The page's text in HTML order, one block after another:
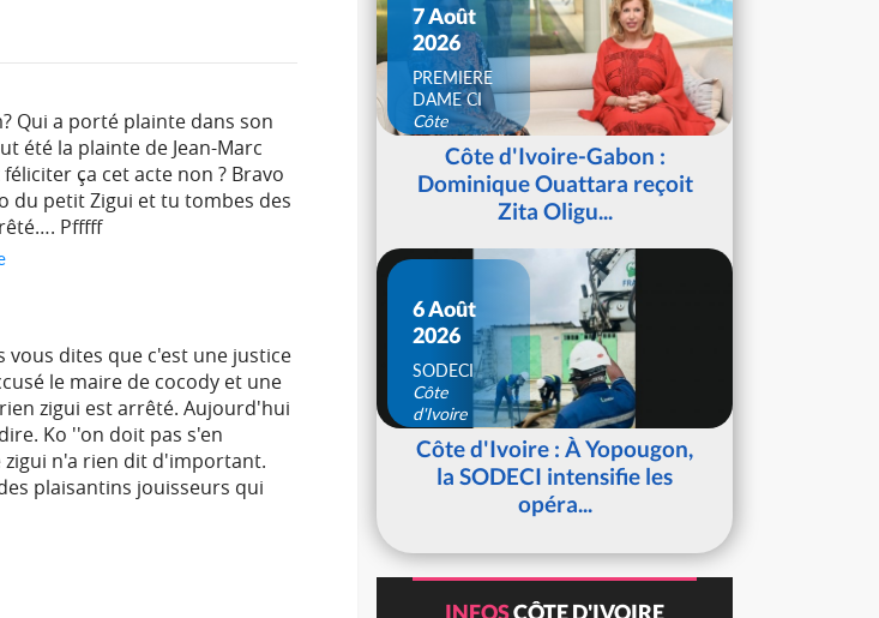
Qui a porté plainte dans son
été la plainte de Jean-Marc
ça cet acte non ? Bravo
du petit Zigui et tu tombes des
Pfffff
vous dites que c'est une justice
le maire de cocody et une
zigui est arrêté. Aujourd'hui
Ko ''on doit pas s'en
n'a rien dit d'important.
plaisantins jouisseurs qui
7 Août
2026
PREMIERE
DAME CI
Côte
d'IvoireCôte d'Ivoire-Gabon :
Dominique Ouattara reçoit
Zita Oligu...
6 Août
2026
SODECI
Côte
d'Ivoire
Côte d'Ivoire : À Yopougon,
la SODECI intensifie les
opéra...
INFOSCÔTE D'IVOIRE